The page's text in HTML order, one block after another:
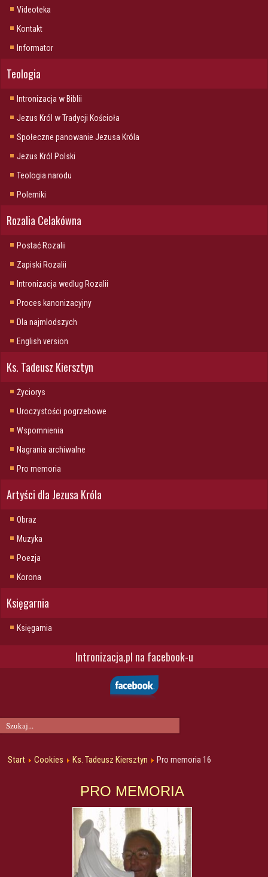
Videoteka
Kontakt
Informator
Teologia
Intronizacja w Biblii
Jezus Król w Tradycji Kościoła
Społeczne panowanie Jezusa Króla
Jezus Król Polski
Teologia narodu
Polemiki
Rozalia Celakówna
Postać Rozalii
Zapiski Rozalii
Intronizacja wedlug Rozalii
Proces kanonizacyjny
Dla najmlodszych
English version
Ks. Tadeusz Kiersztyn
Życiorys
Uroczystości pogrzebowe
Wspomnienia
Nagrania archiwalne
Pro memoria
Artyści dla Jezusa Króla
Obraz
Muzyka
Poezja
Korona
Księgarnia
Księgarnia
Intronizacja.pl na facebook-u
Start Cookies Ks. Tadeusz Kiersztyn Pro memoria 16
PRO MEMORIA